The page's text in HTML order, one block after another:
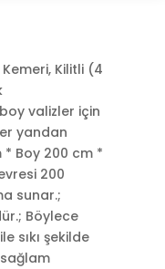
Kilitli (4
valizler için
yandan
* Boy 200 cm *
200
sunar.;
Böylece
sıkı şekilde